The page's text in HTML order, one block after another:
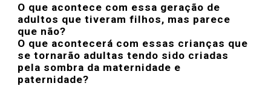
O que acontece com essa geração de
adultos que tiveram filhos, mas parece
que não?
O que acontecerá com essas crianças que
se tornarão adultas tendo sido criadas
pela sombra da maternidade e
paternidade?